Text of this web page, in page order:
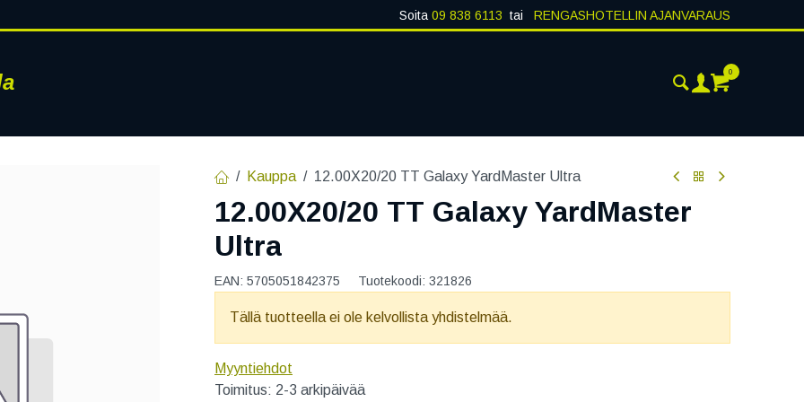
Soita 09 838 6113 tai RENGASHOTELLIN AJANVARAUS
RENKAAT
0
Kauppa 12.00X20/20 TT Galaxy YardMaster Ultra
12.00X20/20 TT Galaxy YardMaster
Ultra
EAN: 5705051842375 Tuotekoodi: 321826
Tällä tuotteella ei ole kelvollista yhdistelmää.
Myyntiehdot
Toimitus: 2-3 arkipäivää